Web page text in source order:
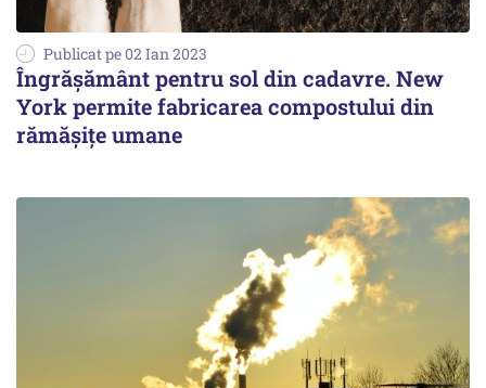
Publicat pe 02 Ian 2023
Îngrăşământ pentru sol din cadavre. New
York permite fabricarea compostului din
rămăşiţe umane